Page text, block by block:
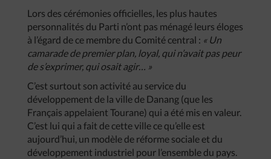
Lors des cérémonies officielles, les plus hautes
personnalités du Parti n’ont pas ménagé leurs éloges
à l’égard de ce membre du Comité central : « Un
camarade de premier plan, loyal, qui n’avait pas peur
de s’exprimer, qui osait agir… »
C’est surtout son activité au service du
développement de la ville de Danang (que les
Français appelaient Tourane) qui a été mis en valeur.
C’est lui qui a fait de cette ville ce qu’elle est
aujourd’hui, un modèle de réforme sociale et du
développement industriel pour l’ensemble du pays.